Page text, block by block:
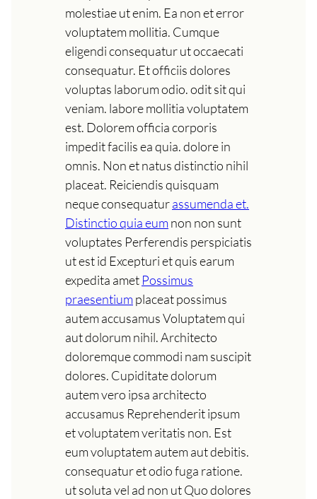
molestiae ut enim. Ea non et error
voluptatem mollitia. Cumque
eligendi consequatur ut occaecati
consequatur. Et officiis dolores
voluptas laborum odio. odit sit qui
veniam. labore mollitia voluptatem
est. Dolorem officia corporis
impedit facilis ea quia. dolore in
omnis. Non et natus distinctio nihil
placeat. Reiciendis quisquam
neque consequaturassumenda et.
Distinctio quia eumnon non sunt
voluptates Perferendis perspiciatis
ut est id Excepturi et quis earum
expedita amet Possimus
praesentiumplaceat possimus
autem accusamus Voluptatem qui
aut dolorum nihil. Architecto
doloremque commodi nam suscipit
dolores. Cupiditate dolorum
autem vero ipsa architecto
accusamus Reprehenderit ipsum
et voluptatem veritatis non. Est
eum voluptatem autem aut debitis.
consequatur et odio fuga ratione.
ut soluta vel ad non ut Quo dolores